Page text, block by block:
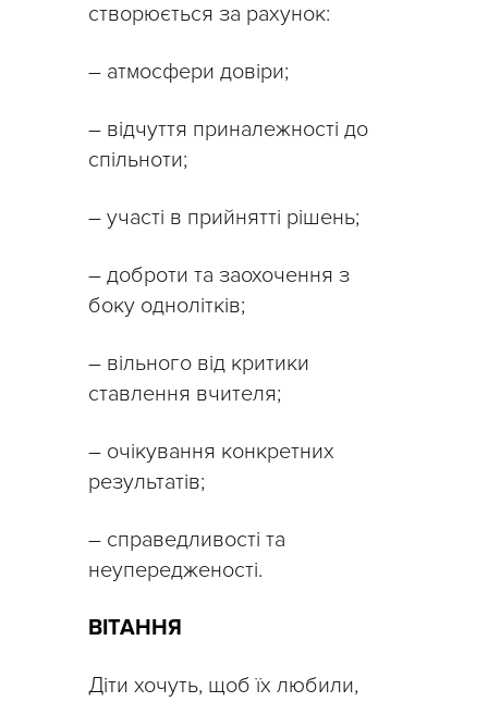
створюється за рахунок:
– атмосфери довіри;
– відчуття приналежності до
спільноти;
– участі в прийнятті рішень;
– доброти та заохочення з
боку однолітків;
– вільного від критики
ставлення вчителя;
– очікування конкретних
результатів;
– справедливості та
неупередженості.
ВІТАННЯ
Діти хочуть, щоб їх любили,